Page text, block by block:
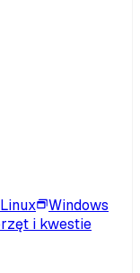
Windows
i kwestie